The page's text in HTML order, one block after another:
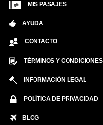
MIS PASAJES
AYUDA
CONTACTO
TÉRMINOS Y CONDICIONES
INFORMACIÓN LEGAL
POLÍTICA DE PRIVACIDAD
BLOG